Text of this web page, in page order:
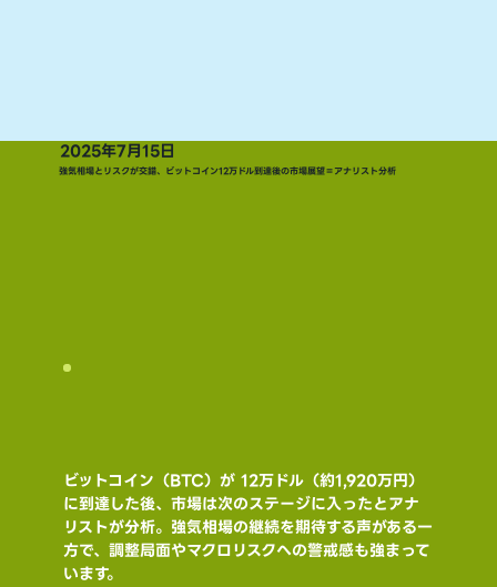
2025年7月15日
強気相場とリスクが交錯、ビットコイン12万ドル到達後の市場展望＝アナリスト分析
ビットコイン（BTC）が 12万ドル（約1,920万円）
に到達した後、市場は次のステージに入ったとアナ
リストが分析。強気相場の継続を期待する声がある一
方で、調整局面やマクロリスクへの警戒感も強まって
います。